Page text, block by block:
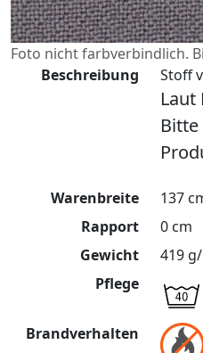
Foto nicht farbverbindlich.
Beschreibung
Stoff
Laut
Warenbreite
137
Rapport
0 cm
Gewicht
419
Pflege
Brandverhalten